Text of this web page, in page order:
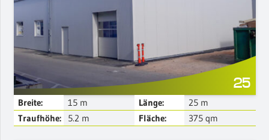
Mehr Details
25
Breite: 15m Länge: 25 m
Traufhöhe:
5.2 m Fläche: 375 qm